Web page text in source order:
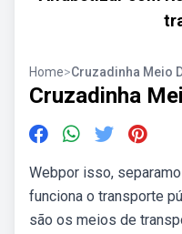
Home>Cruzadinha Meio
Cruzadinha
Webpor isso,
funciona o transporte
são os meios de